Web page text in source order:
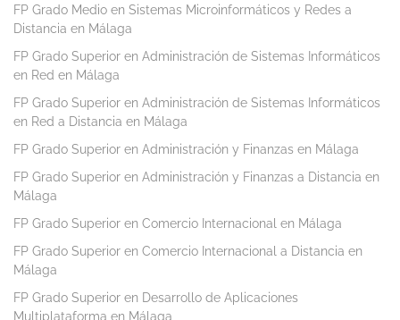
FP Grado Medio en Sistemas Microinformáticos y Redes a
Distancia en Málaga
FP Grado Superior en Administración de Sistemas Informáticos
en Red en Málaga
FP Grado Superior en Administración de Sistemas Informáticos
en Red a Distancia en Málaga
FP Grado Superior en Administración y Finanzas en Málaga
FP Grado Superior en Administración y Finanzas a Distancia en
Málaga
FP Grado Superior en Comercio Internacional en Málaga
FP Grado Superior en Comercio Internacional a Distancia en
Málaga
FP Grado Superior en Desarrollo de Aplicaciones
Multiplataforma en Málaga